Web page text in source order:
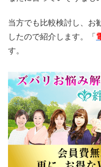
当方でも比較検討し、お
したので紹介します。「
す。